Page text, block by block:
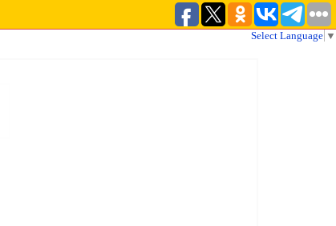
Select Language ▼